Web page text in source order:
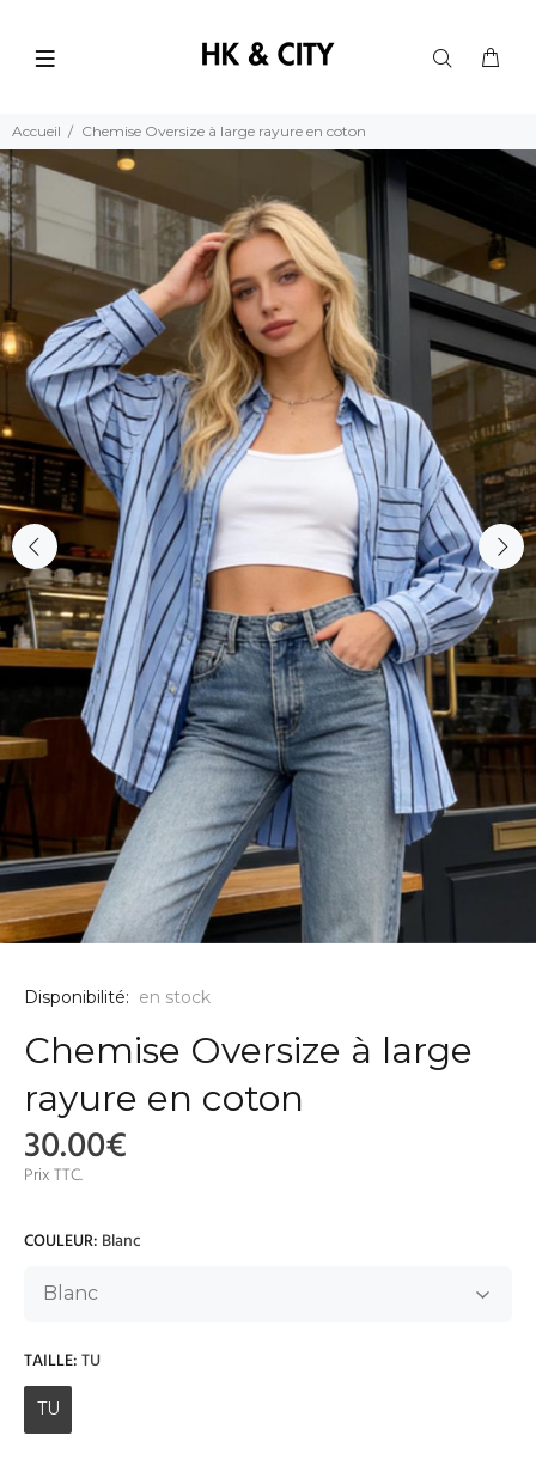
Accueil Chemise Oversize à large rayure en coton
Disponibilité: en stock
Chemise Oversize à large
rayure en coton
30.00€
Prix TTC.
COULEUR: Blanc
TAILLE:TU
TU